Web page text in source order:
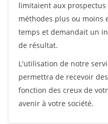
limitaient aux
méthodes plus ou moins
temps et demandait un
de résultat.
L'utilisation de notre
permettra de recevoir
fonction des creux de
avenir à votre société.